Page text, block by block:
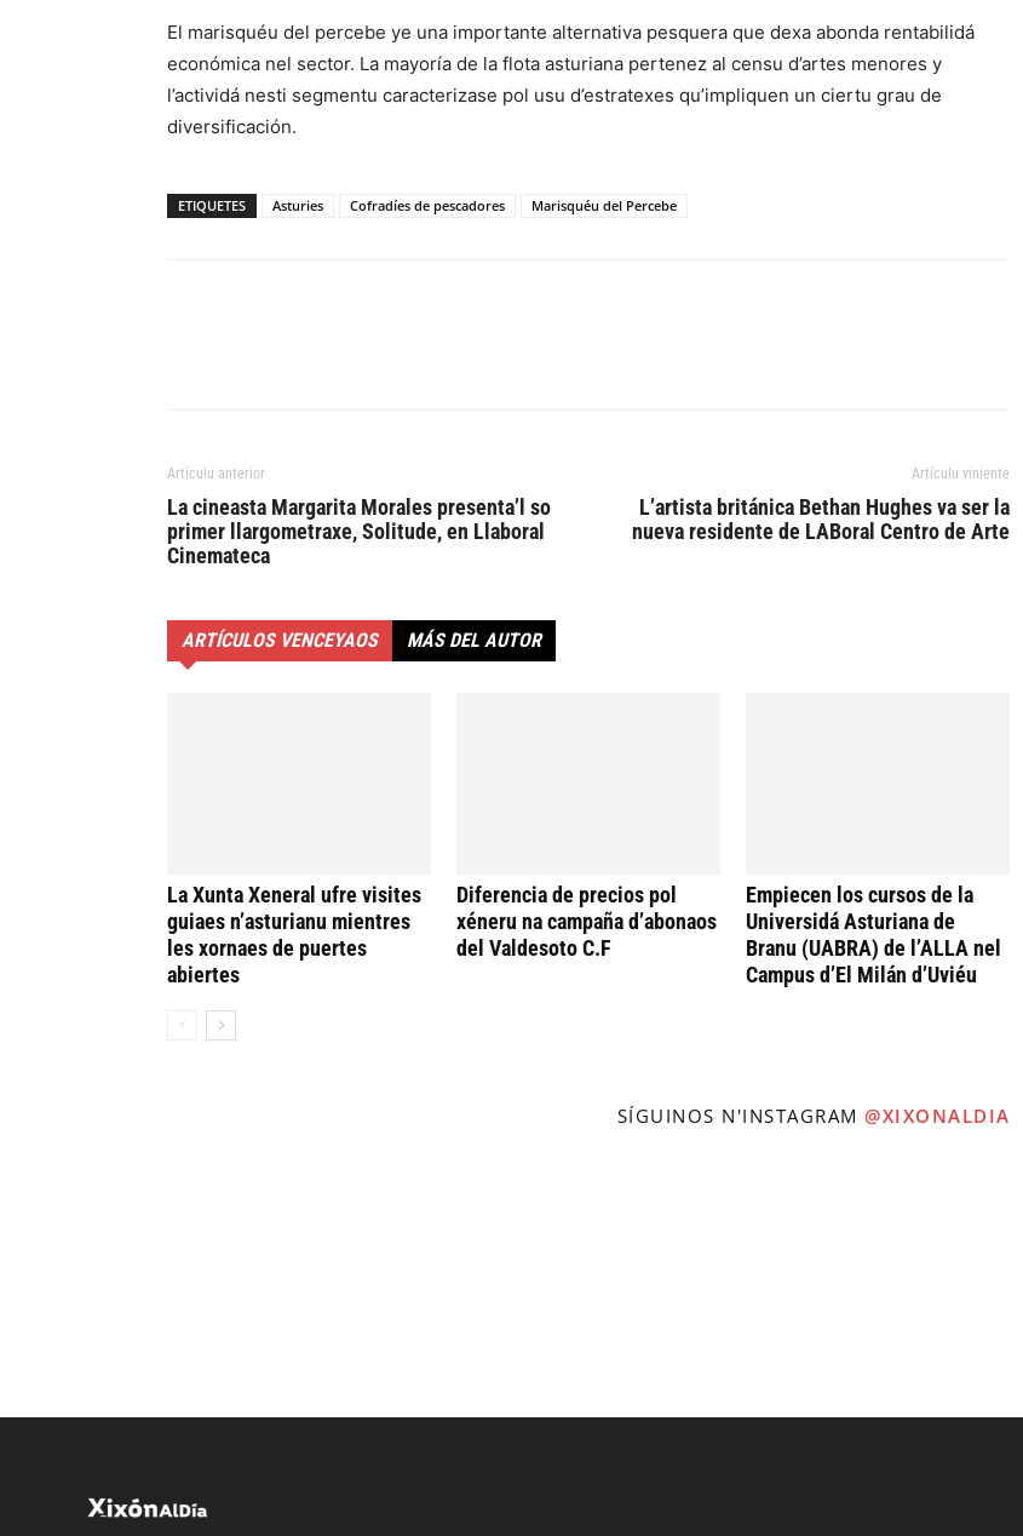
El marisquéu del percebe ye una importante alternativa pesquera que dexa abonda rentabilidá
económica nel sector. La mayoría de la flota asturiana pertenez al censu d’artes menores y
l’actividá nesti segmentu caracterizase pol usu d’estratexes qu’impliquen un ciertu grau de
diversificación.
ETIQUETES Asturies Cofradíes de pescadores Marisquéu del Percebe
Artículu anterior
La cineasta Margarita Morales presenta’l so
primer llargometraxe, Solitude, en Llaboral
Cinemateca
Artículu viniente
L’artista británica Bethan Hughes va ser la
nueva residente de LABoral Centro de Arte
ARTÍCULOS VENCEYAOS MÁS DEL AUTOR
La Xunta Xeneral ufre visites
guiaes n’asturianu mientres
les xornaes de puertes
abiertes
Diferencia de precios pol
xéneru na campaña d’abonaos
del Valdesoto C.F
Empiecen los cursos de la
Universidá Asturiana de
Branu (UABRA) de l’ALLA nel
Campus d’El Milán d’Uviéu
SÍGUINOS N'INSTAGRAM @XIXONALDIA